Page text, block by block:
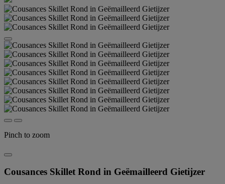
Pinch to zoom
Cousances Skillet Rond in Geëmailleerd Gietijzer